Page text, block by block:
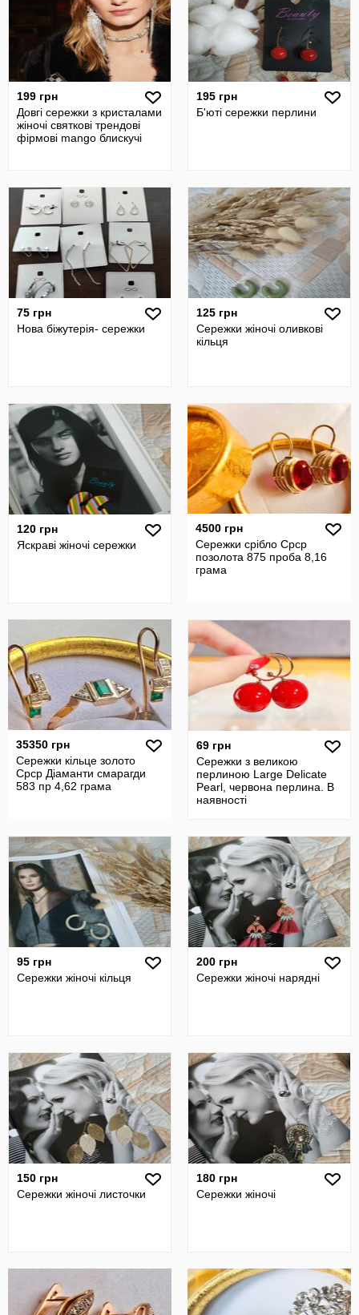
199 грн
Довгі сережки з кристалами
жіночі святкові трендові
фірмові mango блискучі
195 грн
Б'юті сережки перлини
75 грн
Нова біжутерія- сережки
125 грн
Сережки жіночі оливкові
кільця
120 грн
Яскраві жіночі сережки
4500 грн
Сережки срібло Срср
позолота 875 проба 8,16
грама
35350 грн
Сережки кільце золото
Срср Діаманти смарагди
583 пр 4,62 грама
69 грн
Сережки з великою
перлиною Large Delicate
Pearl, червона перлина. В
наявності
95 грн
Сережки жіночі кільця
200 грн
Сережки жіночі нарядні
150 грн
Сережки жіночі листочки
180 грн
Сережки жіночі